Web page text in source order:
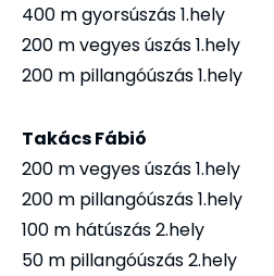
400 m gyorsúszás 1.hely
200 m vegyes úszás 1.hely
200 m pillangóúszás 1.hely
Takács Fábió
200 m vegyes úszás 1.hely
200 m pillangóúszás 1.hely
100 m hátúszás 2.hely
50 m pillangóúszás 2.hely